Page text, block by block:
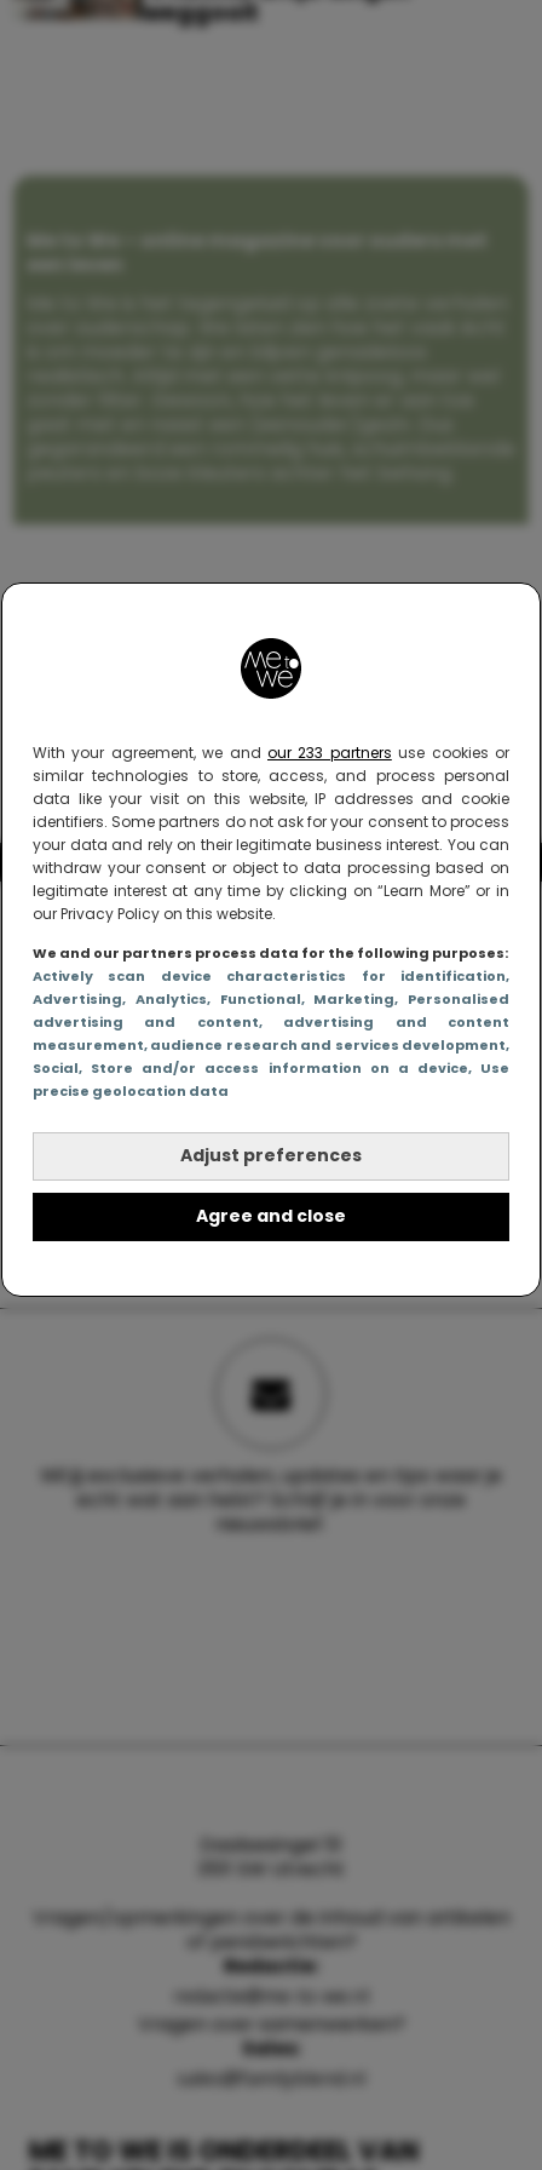
With your agreement, we and our 233 partners use cookies or
similar technologies to store, access, and process personal
data like your visit on this website, IP addresses and cookie
identifiers. Some partners do not ask for your consent to process
your data and rely on their legitimate business interest. You can
withdraw your consent or object to data processing based on
legitimate interest at any time by clicking on “Learn More” or in
our Privacy Policy on this website.
We and our partners process data for the following purposes:
Actively scan device characteristics for identification,
Advertising, Analytics, Functional, Marketing, Personalised
advertising and content, advertising and content
measurement, audience research and services development,
Social, Store and/or access information on a device, Use
precise geolocation data
Adjust preferences
Agree and close
weggooit
Me to We – online magazine voor ouders met
Wil jij exclusieve verhalen, updates en tips waar je
echt wat aan hebt? Schrijf je in voor onze
nieuwsbrief.
ME TO WE IS ONDERDEEL VAN
Daalsesingel 51
3511 SW Utrecht
Vragen/opmerkingen over de inhoud van artikelen
of persberichten?
Redactie:
redactie@me-to-we.nl
Vragen over samenwerken?
Sales:
sales@familyblend.nl